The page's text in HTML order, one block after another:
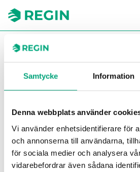
Samtycke Information
Denna webbplats använder
Vi använder enhetsidentifierare för
och annonserna till användarna,
för sociala medier och analysera
vidarebefordrar även sådana
You are here:
Regin Produkter
Detektorer
kanaler